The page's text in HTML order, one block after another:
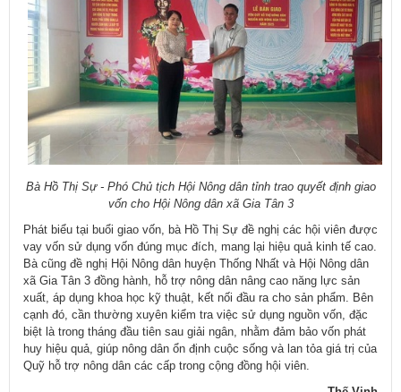
Bà Hồ Thị Sự - Phó Chủ tịch Hội Nông dân tỉnh trao quyết định giao
vốn cho Hội Nông dân xã Gia Tân 3
Phát biểu tại buổi giao vốn, bà Hồ Thị Sự đề nghị các hội viên được
vay vốn sử dụng vốn đúng mục đích, mang lại hiệu quả kinh tế cao.
Bà cũng đề nghị Hội Nông dân huyện Thống Nhất và Hội Nông dân
xã Gia Tân 3 đồng hành, hỗ trợ nông dân nâng cao năng lực sản
xuất, áp dụng khoa học kỹ thuật, kết nối đầu ra cho sản phẩm. Bên
cạnh đó, cần thường xuyên kiểm tra việc sử dụng nguồn vốn, đặc
biệt là trong tháng đầu tiên sau giải ngân, nhằm đảm bảo vốn phát
huy hiệu quả, giúp nông dân ổn định cuộc sống và lan tỏa giá trị của
Quỹ hỗ trợ nông dân các cấp trong cộng đồng hội viên.